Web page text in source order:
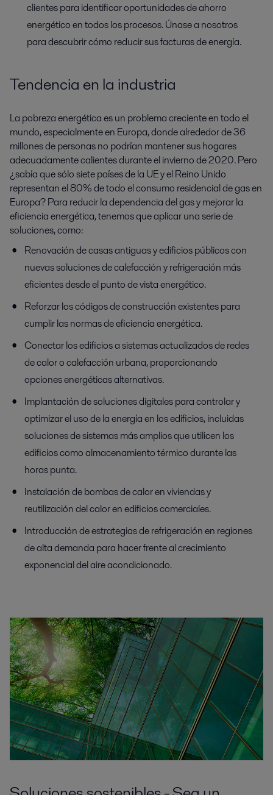
clientes para identificar oportunidades de ahorro
energético en todos los procesos. Únase a nosotros
para descubrir cómo reducir sus facturas de energía.
Tendencia en la industria
La pobreza energética es un problema creciente en todo el
mundo, especialmente en Europa, donde alrededor de 36
millones de personas no podrían mantener sus hogares
adecuadamente calientes durante el invierno de 2020. Pero
¿sabía que sólo siete países de la UE y el Reino Unido
representan el 80% de todo el consumo residencial de gas en
Europa? Para reducir la dependencia del gas y mejorar la
eficiencia energética, tenemos que aplicar una serie de
soluciones, como:
Renovación de casas antiguas y edificios públicos con
nuevas soluciones de calefacción y refrigeración más
eficientes desde el punto de vista energético.
Reforzar los códigos de construcción existentes para
cumplir las normas de eficiencia energética.
Conectar los edificios a sistemas actualizados de redes
de calor o calefacción urbana, proporcionando
opciones energéticas alternativas.
Implantación de soluciones digitales para controlar y
optimizar el uso de la energía en los edificios, incluidas
soluciones de sistemas más amplios que utilicen los
edificios como almacenamiento térmico durante las
horas punta.
Instalación de bombas de calor en viviendas y
reutilización del calor en edificios comerciales.
Introducción de estrategias de refrigeración en regiones
de alta demanda para hacer frente al crecimiento
exponencial del aire acondicionado.